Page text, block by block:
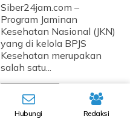
Siber24jam.com –
Program Jaminan
Kesehatan Nasional (JKN)
yang di kelola BPJS
Kesehatan merupakan
salah satu...
READ MORE
Hubungi Redaksi